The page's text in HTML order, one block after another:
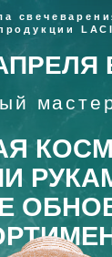
—
класс
и создания
LACIRE.SCHOOL
В 11:00